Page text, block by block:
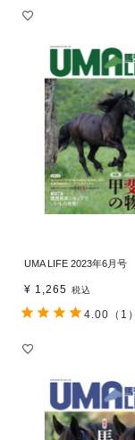
UMA LIFE 2023年6月号
¥ 1,265 税込
4.00 （1）